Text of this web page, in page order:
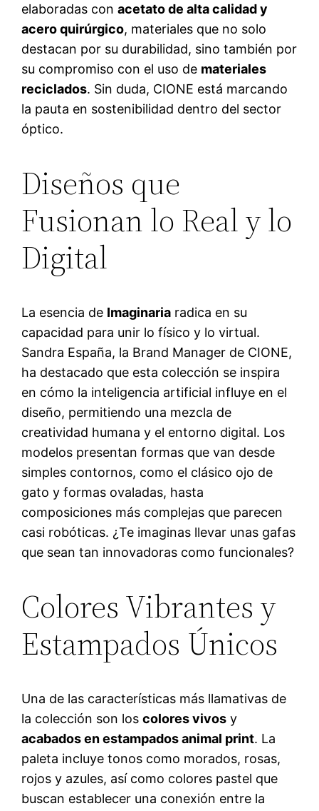
elaboradas conacetato de alta calidad y
acero quirúrgico, materiales que no solo
destacan por su durabilidad, sino también por
su compromiso con el uso de materiales
reciclados. Sin duda, CIONE está marcando
la pauta en sostenibilidad dentro del sector
óptico.
Diseños que
Fusionan lo Real y lo
Digital
La esencia de Imaginaria radica en su
capacidad para unir lo físico y lo virtual.
Sandra España, la Brand Manager de CIONE,
ha destacado que esta colección se inspira
en cómo la inteligencia artificial influye en el
diseño, permitiendo una mezcla de
creatividad humana y el entorno digital. Los
modelos presentan formas que van desde
simples contornos, como el clásico ojo de
gato y formas ovaladas, hasta
composiciones más complejas que parecen
casi robóticas. ¿Te imaginas llevar unas gafas
que sean tan innovadoras como funcionales?
Colores Vibrantes y
Estampados Únicos
Una de las características más llamativas de
la colección son loscolores vivos y
acabados en estampados animal print. La
paleta incluye tonos como morados, rosas,
rojos y azules, así como colores pastel que
buscan establecer una conexión entre la